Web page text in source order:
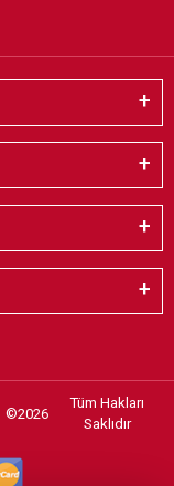
©2026
Tüm Hakları
Saklıdır